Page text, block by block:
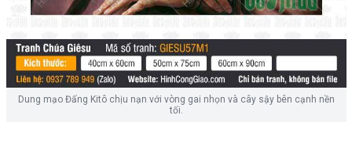
Dung mạo Đấng Kitô chịu nạn với vòng gai nhọn và cây sậy bên cạnh nền
tối.